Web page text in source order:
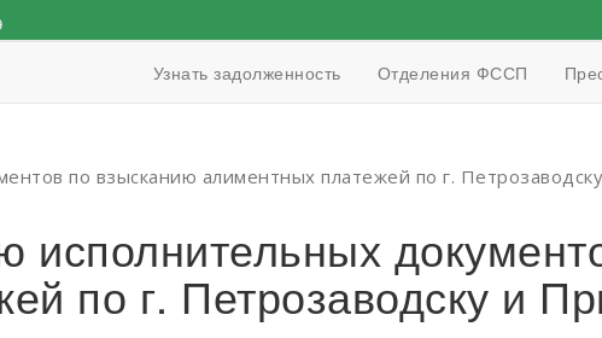
Узнать задолженность Отделения ФССП
по взысканию алиментных платежей по г.
по г. Петрозаводску и